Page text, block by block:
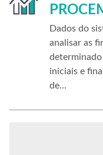
Dados do
analisar as
iniciais e
de...